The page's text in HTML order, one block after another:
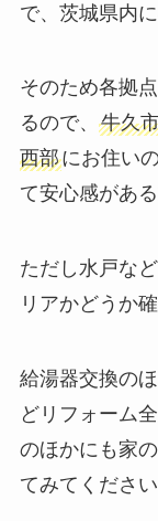
で、茨城県内
そのため各拠
るので、 牛久
西部にお住い
て安心感がある
ただし水戸な
リアかどうか
給湯器交換の
どリフォーム
のほかにも家
てみてください